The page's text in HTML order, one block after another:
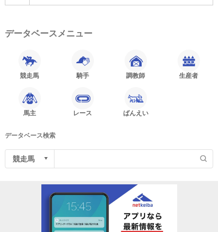
データベースメニュー
競走馬 騎手 調教師 生産者
馬主 レース ばんえい
データベース検索